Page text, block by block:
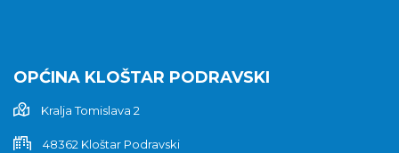
OPĆINA KLOŠTAR PODRAVSKI
Kralja Tomislava 2
48362 Kloštar Podravski